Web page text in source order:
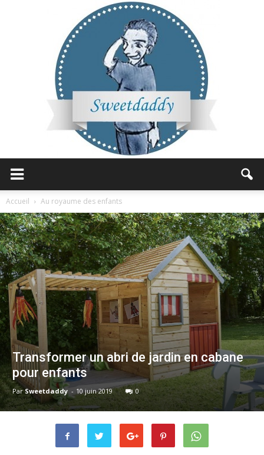
Accueil Au royaume des enfants
Transformer un abri de jardin en cabane
pour enfants
ParSweetdaddy - 10 juin 2019 0